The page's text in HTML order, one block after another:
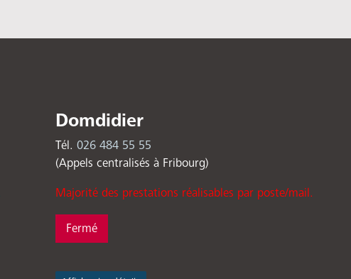
Domdidier
Tél. 026 484 55 55
(Appels centralisés à Fribourg)
Majorité des prestations réalisables par poste/mail.
Fermé